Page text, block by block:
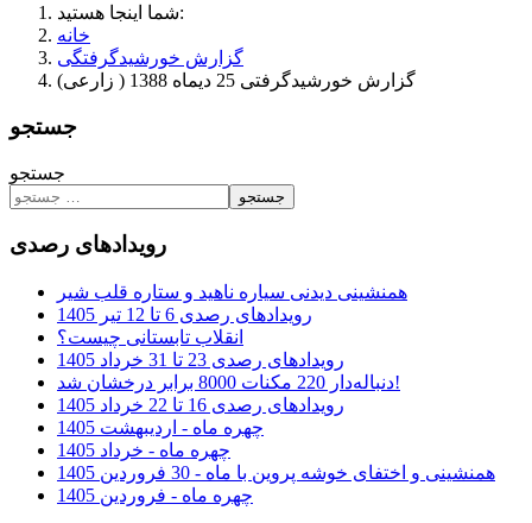
شما اینجا هستید:
خانه
گزارش خورشیدگرفتگی
گزارش خورشیدگرفتی 25 دیماه 1388 ( زارعی)
جستجو
جستجو
جستجو
رویدادهای رصدی
همنشینی دیدنی سیاره ناهید و ستاره قلب شیر
رویدادهای رصدی 6 تا 12 تیر 1405
انقلاب تابستانی چیست؟
رویدادهای رصدی 23 تا 31 خرداد 1405
دنباله‌دار 220 مکنات 8000 برابر درخشان شد!
رویدادهای رصدی 16 تا 22 خرداد 1405
چهره ماه - اردیبهشت 1405
چهره ماه - خرداد 1405
همنشینی و اختفای خوشه پروین با ماه - 30 فروردین 1405
چهره ماه - فروردین 1405